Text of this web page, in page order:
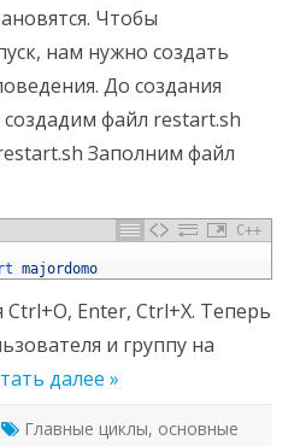
Чтобы
нам нужно создать
До создания
файл restart.sh
Заполним файл
C++
majordomo
Enter, Ctrl+X. Теперь
и группу на
далее »
Главные циклы, основные